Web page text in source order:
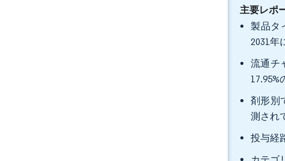
主要レポ
製品タ
2031年
流通チ
17.95%
剤形別
測され
投与経